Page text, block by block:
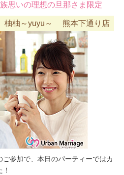
思いの理想の旦那さま限定
柚～yuyu～ 熊本下通り店
参加で、本日のパーティーではカ